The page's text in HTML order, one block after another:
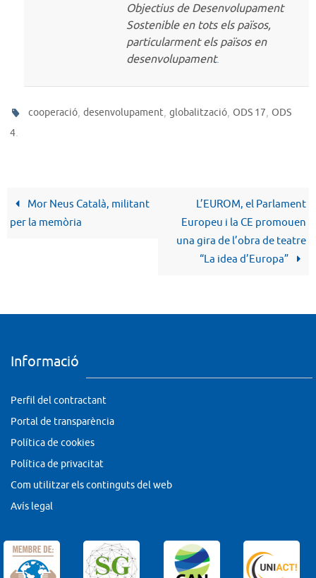
Objectius de Desenvolupament
Sostenible en tots els països,
particularment els països en
desenvolupament.
cooperació,desenvolupament,globalització,ODS 17,ODS
4.
Mor Neus Català, militant
per la memòria
L’EUROM, el Parlament
Europeu i la CE promouen
una gira de l’obra de teatre
“La idea d’Europa”
Informació
Perfil del contractant
Portal de transparència
Política de cookies
Política de privacitat
Com utilitzar els continguts del web
Avís legal